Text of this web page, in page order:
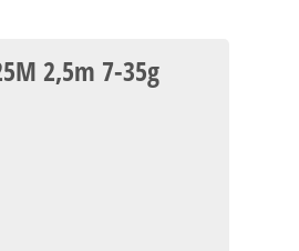
2,5m 7-35g